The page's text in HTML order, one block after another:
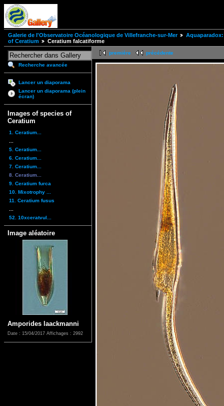
Galerie de l'Observatoire Océanologique de Villefranche-sur-Mer
of Ceratium
Ceratium falcatiforme
Recherche avancée
Lancer un diaporama
Lancer un diaporama (plein
écran)
Images of species of
Ceratium
1. Ceratium...
5. Ceratium...
6. Ceratium...
7. Ceratium...
8. Ceratium...
9. Ceratium furca
10. Mixotrophy ...
11. Ceratium fusus
52. 10xceratvul...
Image aléatoire
Amporides laackmanni
Date : 15/04/2017 Affichages : 2992
première précédente